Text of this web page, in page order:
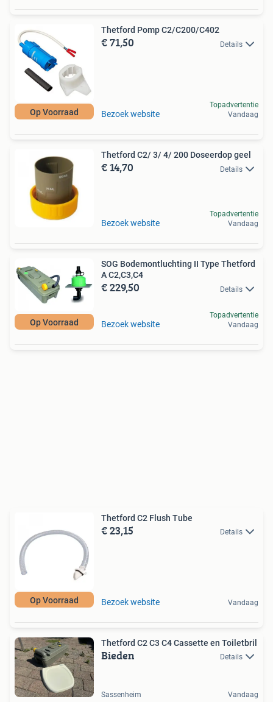
Op Voorraad
Thetford Pomp C2/C200/C402
€ 71,50 Details
Bezoek website
Topadvertentie
Vandaag
Thetford C2/ 3/ 4/ 200 Doseerdop geel
€ 14,70 Details
Bezoek website
Topadvertentie
Vandaag
Op Voorraad
SOG Bodemontluchting II Type Thetford
A C2,C3,C4
€ 229,50 Details
Bezoek website
Topadvertentie
Vandaag
Op Voorraad
Thetford C2 Flush Tube
€ 23,15 Details
Bezoek website Vandaag
Thetford C2 C3 C4 Cassette en Toiletbril
Bieden Details
Sassenheim Vandaag